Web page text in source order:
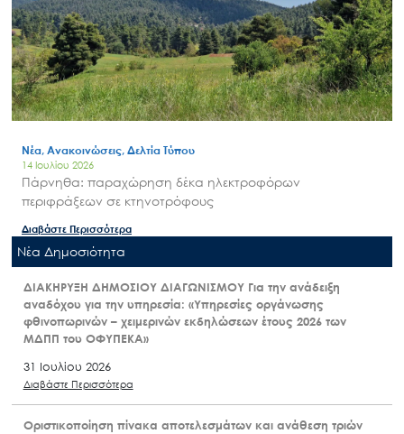
Νέα, Ανακοινώσεις, Δελτία Τύπου
14 Ιουλίου 2026
Πάρνηθα: παραχώρηση δέκα ηλεκτροφόρων
περιφράξεων σε κτηνοτρόφους
Διαβάστε Περισσότερα
Nέα Δημοσιότητα
ΔΙΑΚΗΡΥΞΗ ΔΗΜΟΣΙΟΥ ΔΙΑΓΩΝΙΣΜΟΥ Για την ανάδειξη
αναδόχου για την υπηρεσία: «Υπηρεσίες οργάνωσης
φθινοπωρινών – χειμερινών εκδηλώσεων έτους 2026 των
ΜΔΠΠ του ΟΦΥΠΕΚΑ»
31 Ιουλίου 2026
Διαβάστε Περισσότερα
Οριστικοποίηση πίνακα αποτελεσμάτων και ανάθεση τριών